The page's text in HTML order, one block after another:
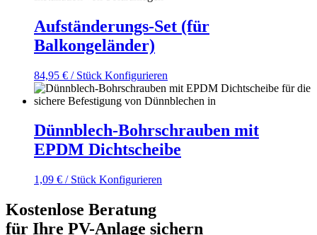
Aufständerungs-Set (für
Balkongeländer)
84,95 € / Stück Konfigurieren
Dünnblech-Bohrschrauben mit
EPDM Dichtscheibe
1,09 € / Stück Konfigurieren
Kostenlose Beratung
für Ihre PV-Anlage sichern